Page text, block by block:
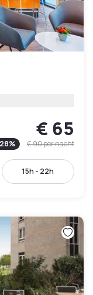
€ 65
28% € 90per nacht
15h - 22h